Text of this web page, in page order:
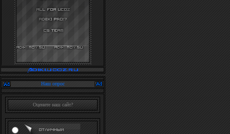
Наш опрос
Оцените наш сайт?